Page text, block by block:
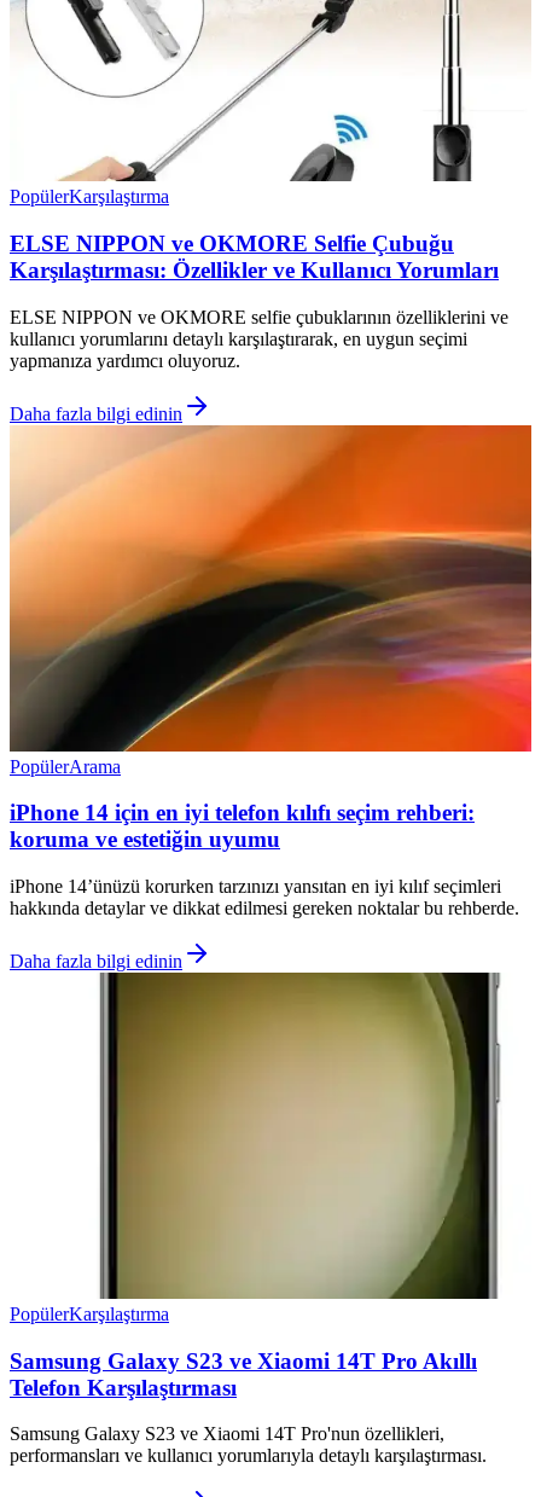
PopülerKarşılaştırma
ELSE NIPPON ve OKMORE Selfie Çubuğu
Karşılaştırması: Özellikler ve Kullanıcı Yorumları
ELSE NIPPON ve OKMORE selfie çubuklarının özelliklerini ve
kullanıcı yorumlarını detaylı karşılaştırarak, en uygun seçimi
yapmanıza yardımcı oluyoruz.
Daha fazla bilgi edinin
PopülerArama
iPhone 14 için en iyi telefon kılıfı seçim rehberi:
koruma ve estetiğin uyumu
iPhone 14’ünüzü korurken tarzınızı yansıtan en iyi kılıf seçimleri
hakkında detaylar ve dikkat edilmesi gereken noktalar bu rehberde.
Daha fazla bilgi edinin
PopülerKarşılaştırma
Samsung Galaxy S23 ve Xiaomi 14T Pro Akıllı
Telefon Karşılaştırması
Samsung Galaxy S23 ve Xiaomi 14T Pro'nun özellikleri,
performansları ve kullanıcı yorumlarıyla detaylı karşılaştırması.